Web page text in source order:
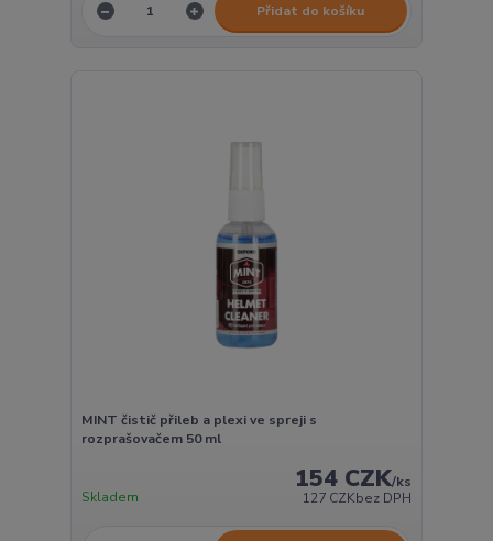
Přidat do košíku
MINT čistič přileb a plexi ve spreji s
rozprašovačem 50 ml
154 CZK/ks
127 CZKbez DPH
Skladem